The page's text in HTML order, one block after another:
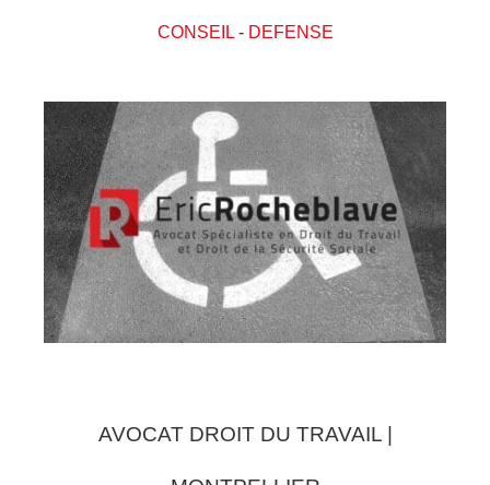
CONSEIL- DEFENSE
AVOCAT DROIT DU TRAVAIL |